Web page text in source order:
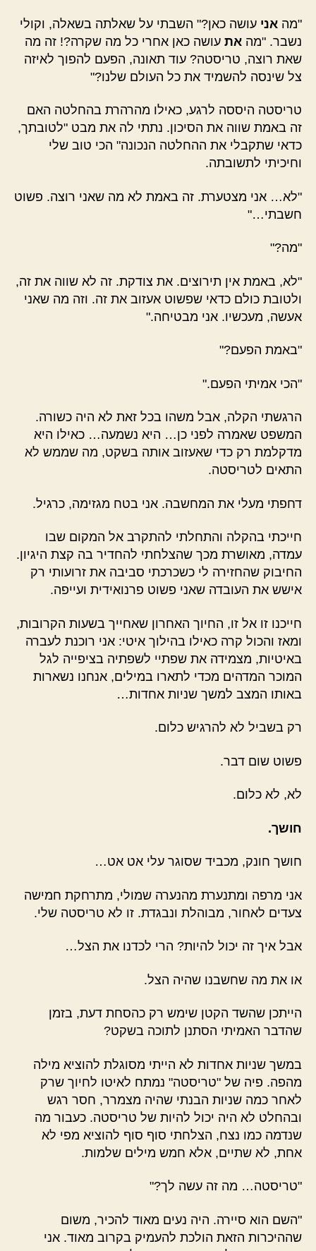
"מה אני עושה כאן?" השבתי על שאלתה בשאלה, וקולי
נשבר. "מה את עושה כאן אחרי כל מה שקרה?! זה מה
שאת רוצה, טריסטה? עוד תאונה, הפעם להפוך לאיזה
צל שינסה להשמיד את כל העולם שלנו?"
טריסטה היססה לרגע, כאילו מהרהרת בהחלטה האם
זה באמת שווה את הסיכון. נתתי לה את מבט "לטובתך,
כדאי שתקבלי את ההחלטה הנכונה" הכי טוב שלי
וחיכיתי לתשובתה.
"לא… אני מצטערת. זה באמת לא מה שאני רוצה. פשוט
חשבתי…"
"מה?"
"לא, באמת אין תירוצים. את צודקת. זה לא שווה את זה,
ולטובת כולם כדאי שפשוט אעזוב את זה. וזה מה שאני
אעשה, מעכשיו. אני מבטיחה."
"באמת הפעם?"
"הכי אמיתי הפעם."
הרגשתי הקלה, אבל משהו בכל זאת לא היה כשורה.
המשפט שאמרה לפני כן… היא נשמעה… כאילו היא
מדקלמת רק כדי שאעזוב אותה בשקט, מה שממש לא
התאים לטריסטה.
דחפתי מעלי את המחשבה. אני בטח מגזימה, כרגיל.
חייכתי בהקלה והתחלתי להתקרב אל המקום שבו
עמדה, מאושרת מכך שהצלחתי להחדיר בה קצת היגיון.
החיבוק שהחזירה לי כשכרכתי סביבה את זרועותי רק
אישש את העובדה שאני פשוט פרנואידית ועייפה.
חייכנו זו אל זו, החיוך האחרון שאחייך בשעות הקרובות,
ומאז והכול קרה כאילו בהילוך איטי: אני רוכנת לעברה
באיטיות, מצמידה את שפתיי לשפתיה בציפייה לגל
המוכר המדהים מכדי לתארו במילים, אנחנו נשארות
באותו המצב למשך שניות אחדות…
רק בשביל לא להרגיש כלום.
פשוט שום דבר.
לא, לא כלום.
חושך.
חושך חונק, מכביד שסוגר עלי אט אט…
אני מרפה ומתנערת מהנערה שמולי, מתרחקת חמישה
צעדים לאחור, מבוהלת ונבגדת. זו לא טריסטה שלי.
אבל איך זה יכול להיות? הרי לכדנו את הצל…
או את מה שחשבנו שהיה הצל.
הייתכן שהשד הקטן שימש רק כהסחת דעת, בזמן
שהדבר האמיתי הסתנן לתוכה בשקט?
במשך שניות אחדות לא הייתי מסוגלת להוציא מילה
מהפה. פיה של "טריסטה" נמתח לאיטו לחיוך שרק
לאחר כמה שניות הבנתי שהיה מצמרר, חסר רגש
ובהחלט לא היה יכול להיות של טריסטה. כעבור מה
שנדמה כמו נצח, הצלחתי סוף סוף להוציא מפי לא
אחת, לא שתיים, אלא חמש מילים שלמות.
"טריסטה… מה זה עשה לך?"
"השם הוא סיירה. היה נעים מאוד להכיר, משום
שההיכרות הזאת הולכת להעמיק בקרוב מאוד. אני